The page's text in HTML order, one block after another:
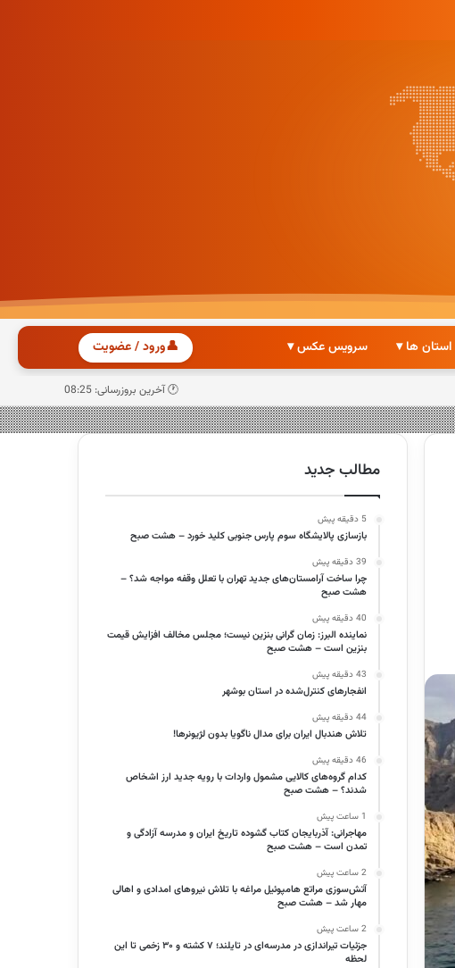
استان ها ▾ سرویس عکس ▾ 👤ورود / عضویت
🕐 آخرین بروزرسانی: 08:25
مطالب جدید
5 دقیقه پیش
بازسازی پالایشگاه سوم پارس جنوبی کلید خورد – هشت صبح
39 دقیقه پیش
چرا ساخت آرامستان‌های جدید تهران با تعلل وقفه مواجه شد؟ –
هشت صبح
40 دقیقه پیش
نماینده البرز: زمان گرانی بنزین نیست؛ مجلس مخالف افزایش قیمت
بنزین است – هشت صبح
43 دقیقه پیش
انفجارهای کنترل‌شده در استان بوشهر
44 دقیقه پیش
تلاش هندبال ایران برای مدال ناگویا بدون لژیونرها!
46 دقیقه پیش
کدام گروه‌های کالایی مشمول واردات با رویه جدید ارز اشخاص
شدند؟ – هشت صبح
1 ساعت پیش
مهاجرانی: آذربایجان کتاب گشوده تاریخ ایران و مدرسه آزادگی و
تمدن است – هشت صبح
2 ساعت پیش
آتش‌سوزی مراتع هامپوئیل مراغه با تلاش نیروهای امدادی و اهالی
مهار شد – هشت صبح
2 ساعت پیش
جزئیات تیراندازی در مدرسه‌ای در تایلند؛ ۷ کشته و ۳۰ زخمی تا این
لحظه